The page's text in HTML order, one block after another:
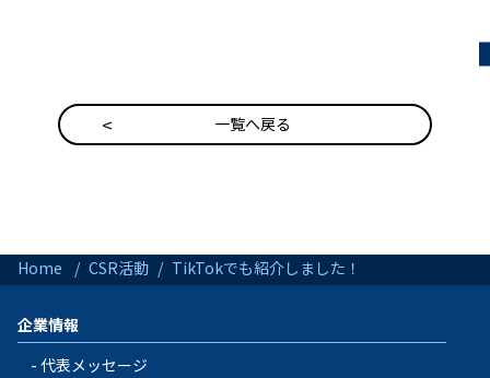
一覧へ戻る
Home CSR活動 TikTokでも紹介しました！
企業情報
代表メッセージ